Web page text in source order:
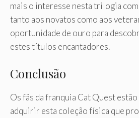
mais o interesse nesta trilogia
tanto aos novatos como aos
oportunidade de ouro para
estes títulos encantadores.
Conclusão
Os fãs da franquia Cat Quest
adquirir esta coleção física que